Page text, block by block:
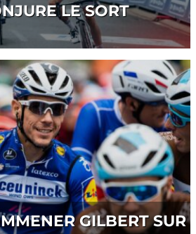
LE SORT
GILBERT SUR